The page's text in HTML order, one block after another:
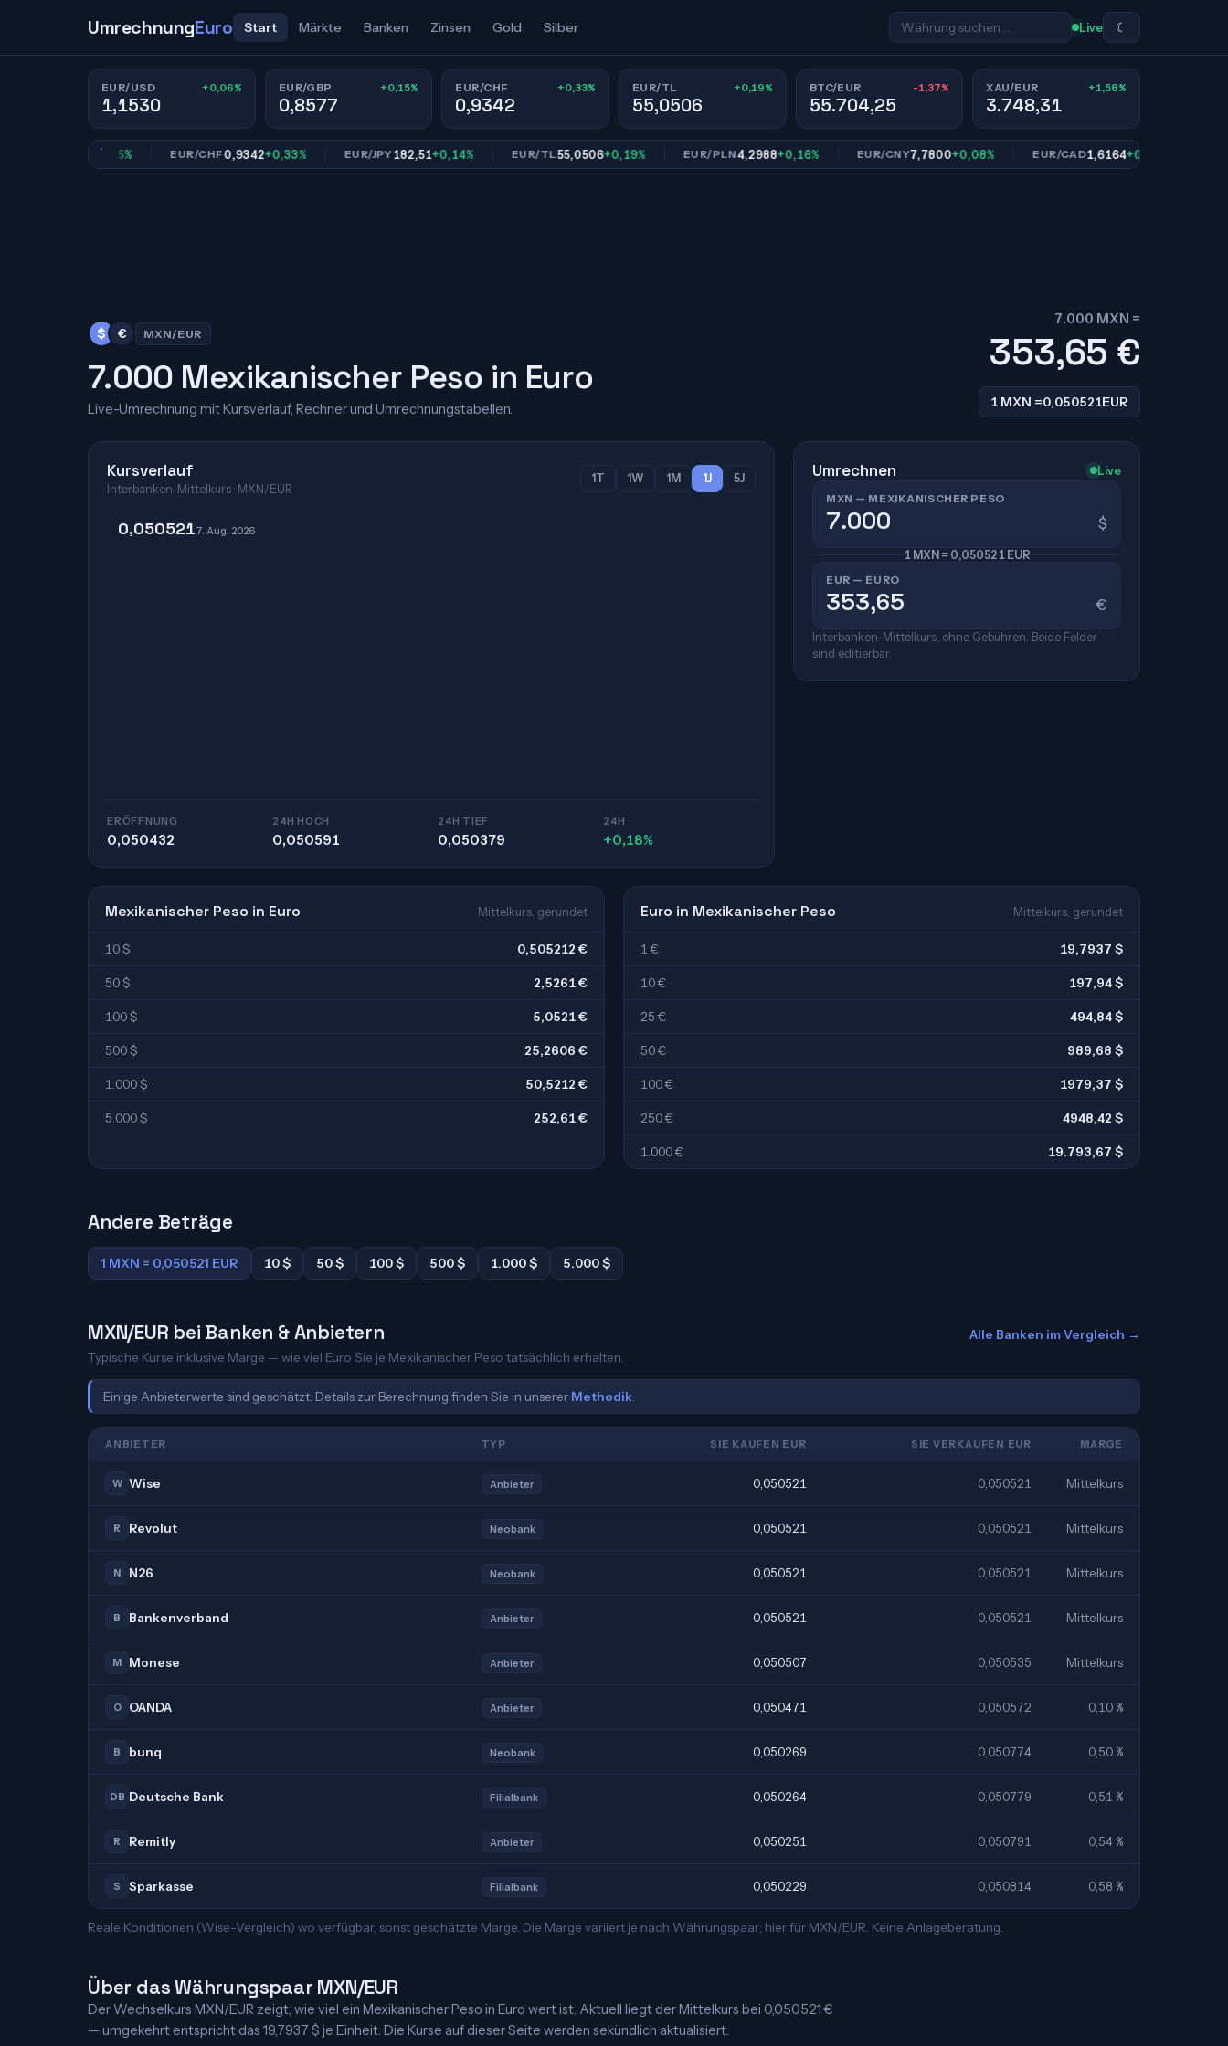
UmrechnungEuro Start Märkte Banken Zinsen Gold Silber Live ☾
EUR/USD +0,06%
1,1530
EUR/GBP +0,15%
0,8577
EUR/CHF +0,33%
0,9342
EUR/TL +0,19%
55,0506
BTC/EUR -1,37%
55.704,25
XAU/EUR +1,58%
3.748,31
EUR/CHF0,9342+0,33% EUR/JPY182,51+0,14% EUR/TL55,0506+0,19% EUR/PLN4,2988+0,16% EUR/CNY7,7800+0,08% EUR/CAD1,6164+0,03%
$ € MXN/EUR
7.000 Mexikanischer Peso in Euro
Live-Umrechnung mit Kursverlauf, Rechner und Umrechnungstabellen.
7.000 MXN =
353,65 €
1 MXN =0,050521EUR
Kursverlauf
Interbanken-Mittelkurs · MXN/EUR
1T 1W 1M 1J 5J
0,0505217. Aug. 2026
ERÖFFNUNG
0,050432
24H HOCH
0,050591
24H TIEF
0,050379
24H
+0,18%
Umrechnen Live
MXN — MEXIKANISCHER PESO
$
1 MXN = 0,050521 EUR
EUR — EURO
€
Interbanken-Mittelkurs, ohne Gebühren. Beide Felder
sind editierbar.
Mexikanischer Peso in Euro Mittelkurs, gerundet
10 $ 0,505212 €
50 $ 2,5261 €
100 $ 5,0521 €
500 $ 25,2606 €
1.000 $ 50,5212 €
5.000 $ 252,61 €
Euro in Mexikanischer Peso Mittelkurs, gerundet
1 € 19,7937 $
10 € 197,94 $
25 € 494,84 $
50 € 989,68 $
100 € 1979,37 $
250 € 4948,42 $
1.000 € 19.793,67 $
Andere Beträge
1 MXN = 0,050521 EUR 10 $ 50 $ 100 $ 500 $ 1.000 $ 5.000 $
MXN/EUR bei Banken & Anbietern
Typische Kurse inklusive Marge — wie viel Euro Sie je Mexikanischer Peso tatsächlich erhalten.
Alle Banken im Vergleich →
Einige Anbieterwerte sind geschätzt. Details zur Berechnung finden Sie in unserer Methodik
ANBIETER TYP SIE KAUFEN EUR SIE VERKAUFEN EUR MARGE
W Wise Anbieter 0,050521 0,050521 Mittelkurs
R Revolut Neobank 0,050521 0,050521 Mittelkurs
N N26 Neobank 0,050521 0,050521 Mittelkurs
B Bankenverband Anbieter 0,050521 0,050521 Mittelkurs
M Monese Anbieter 0,050507 0,050535 Mittelkurs
O OANDA Anbieter 0,050471 0,050572 0,10 %
B bunq Neobank 0,050269 0,050774 0,50 %
DB Deutsche Bank Filialbank 0,050264 0,050779 0,51 %
R Remitly Anbieter 0,050251 0,050791 0,54 %
S Sparkasse Filialbank 0,050229 0,050814 0,58 %
Reale Konditionen (Wise-Vergleich) wo verfügbar, sonst geschätzte Marge. Die Marge variiert je nach Währungspaar; hier für MXN/EUR. Keine Anlageberatung.
Über das Währungspaar MXN/EUR
Der Wechselkurs MXN/EUR zeigt, wie viel ein Mexikanischer Peso in Euro wert ist. Aktuell liegt der Mittelkurs bei 0,050521 €
— umgekehrt entspricht das 19,7937 $ je Einheit. Die Kurse auf dieser Seite werden sekündlich aktualisiert.